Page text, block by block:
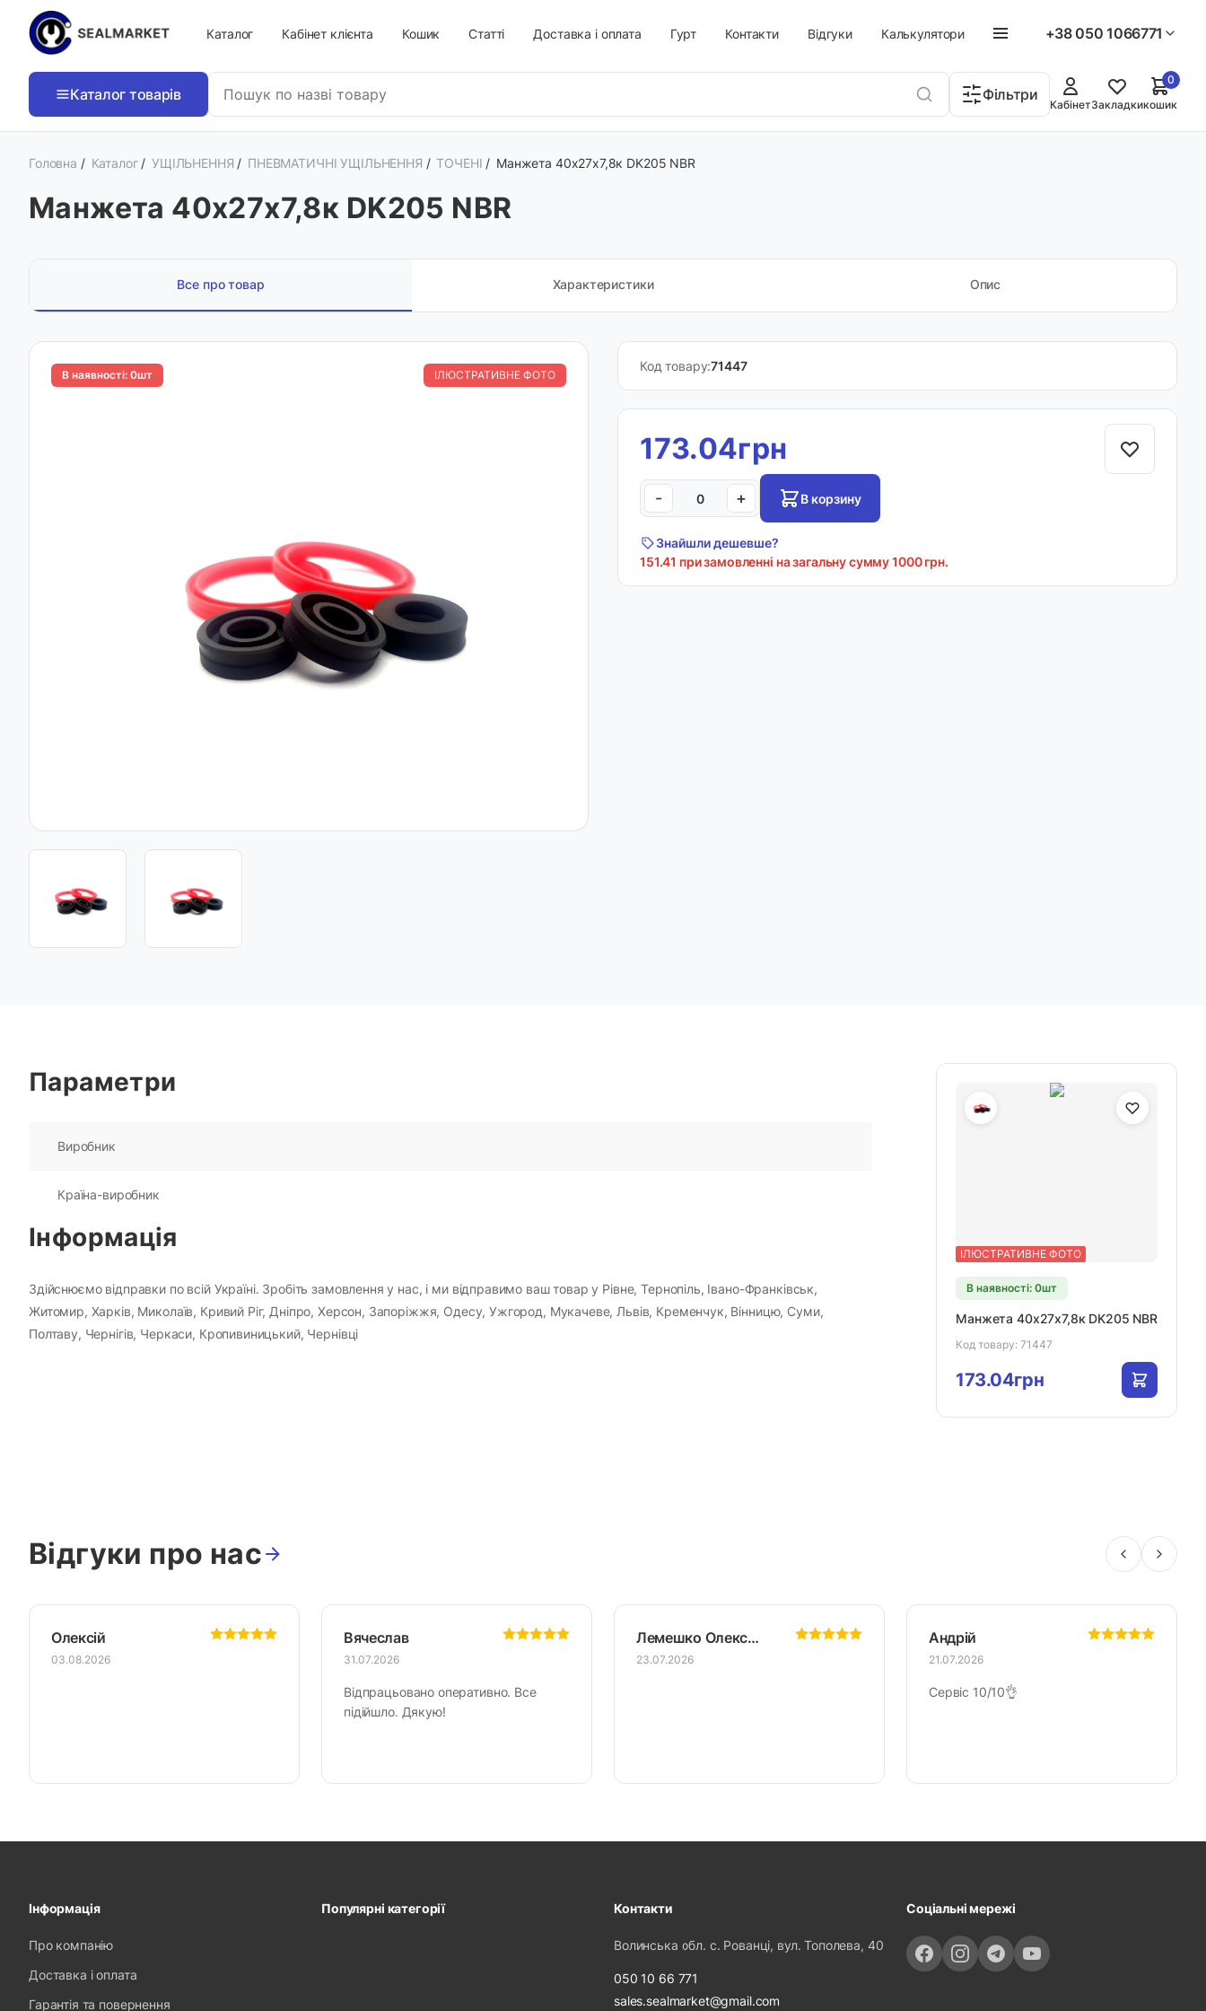
Каталог Кабінет клієнта Кошик Статті Доставка і оплата Гурт Контакти Відгуки Калькулятори +38 050 1066771
Каталог товарів Фільтри
КабінетЗакладкикошик
0
Головна / Каталог /УЩІЛЬНЕННЯ / ПНЕВМАТИЧНІ УЩІЛЬНЕННЯ /ТОЧЕНІ / Манжета 40х27х7,8к DK205 NBR
Манжета 40х27х7,8к DK205 NBR
Все про товар Характеристики Опис
В наявності: 0шт ІЛЮСТРАТИВНЕ ФОТО
Код товару:71447
173.04грн
- + В корзину
Знайшли дешевше?
151.41 при замовленні на загальну сумму 1000 грн.
Параметри
Виробник
Країна-виробник
Інформація
Здійснюємо відправки по всій Україні. Зробіть замовлення у нас, і ми відправимо ваш товар у Рівне, Тернопіль, Івано-Франківськ,
Житомир, Харків, Миколаїв, Кривий Ріг, Дніпро, Херсон, Запоріжжя, Одесу, Ужгород, Мукачеве, Львів, Кременчук, Вінницю, Суми,
Полтаву, Чернігів, Черкаси, Кропивиницький, Чернівці
ІЛЮСТРАТИВНЕ ФОТО
В наявності: 0шт
Манжета 40х27х7,8к DK205 NBR
Код товару:71447
173.04грн
Відгуки про нас
Олексій
03.08.2026
Вячеслав
31.07.2026
Відпрацьовано оперативно. Все
підійшло. Дякую!
Лемешко Олександр
23.07.2026
Андрій
21.07.2026
Сервіс 10/10👌
Інформація
Про компанію
Доставка і оплата
Гарантія та повернення
Популярні категорії Контакти
Волинська обл. с. Рованці, вул. Тополева, 40
050 10 66 771
sales.sealmarket@gmail.com
Соціальні мережі